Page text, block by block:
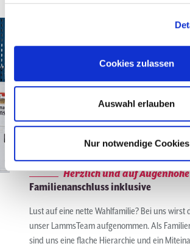
Cookies zulassen
Auswahl erlauben
Nur notwendige Cookies
Herzlich und auf Augenhöhe
Familienanschluss inklusive
Lust auf eine nette Wahlfamilie? Bei uns wirst
unser LammsTeam aufgenommen. Als
sind uns eine flache Hierarchie und ein